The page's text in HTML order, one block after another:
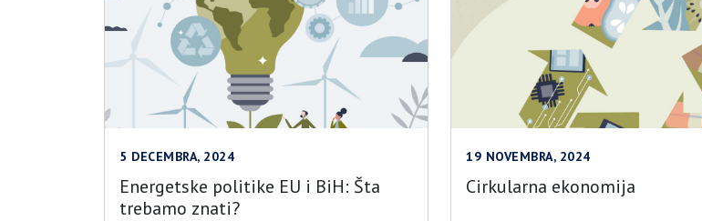
5 DECEMBRA, 2024
Energetske politike EU i BiH: Šta
trebamo znati?
19 NOVEMBRA, 2024
Cirkularna ekonomija